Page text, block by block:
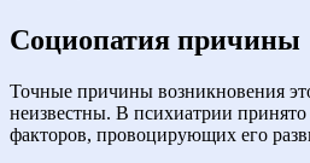
Социопатия причины
Точные причины возникновения
неизвестны. В психиатрии принято
факторов, провоцирующих его